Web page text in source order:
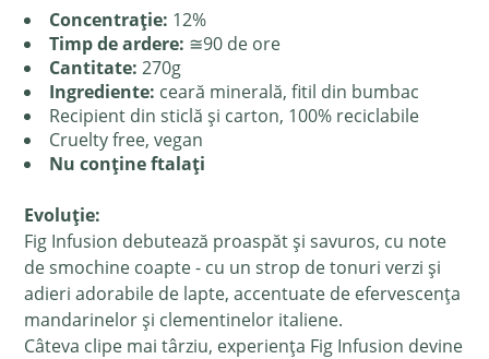
Concentrație: 12%
Timp de ardere: ≅90 de ore
Cantitate: 270g
Ingrediente: ceară minerală, fitil din bumbac
Recipient din sticlă și carton, 100% reciclabile
Cruelty free, vegan
Nu conține ftalați
Evoluție:
Fig Infusion debutează proaspăt și savuros, cu note
de smochine coapte - cu un strop de tonuri verzi și
adieri adorabile de lapte, accentuate de efervescența
mandarinelor și clementinelor italiene.
Câteva clipe mai târziu, experiența Fig Infusion devine